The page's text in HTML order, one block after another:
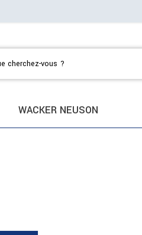
WACKER NEUSON